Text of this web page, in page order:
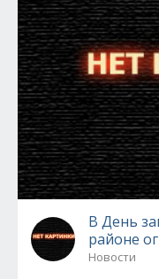
В День
районе
Новости